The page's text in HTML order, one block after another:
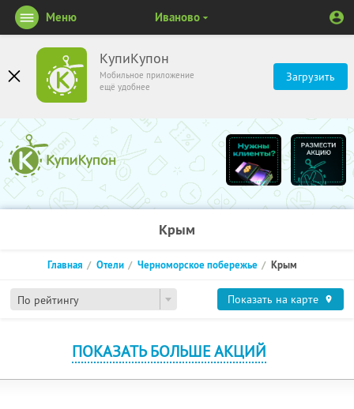
КупиКупон
Мобильное приложение
ещё удобнее
Загрузить
Меню Иваново
Крым
По рейтингу
Главная Отели Черноморское побережье Крым
Показать на карте
ПОКАЗАТЬ БОЛЬШЕ АКЦИЙ